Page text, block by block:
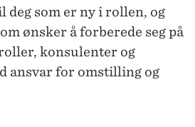
deg som er ny i rollen, og
ønsker å forberede seg på
konsulenter og
ansvar for omstilling og